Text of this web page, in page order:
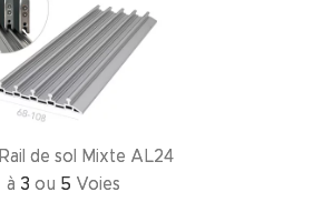
Rail de sol Mixte AL24
à 3 ou 5 Voies